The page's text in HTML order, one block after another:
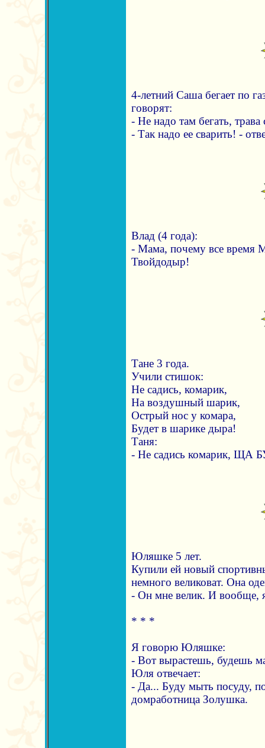
4-летний Саша бегает по
говорят:
- Не надо там бегать, трава
- Так надо ее сварить! -
Влад (4 года):
- Мама, почему все время
Твойдодыр!
Тане 3 года.
Учили стишок:
Не садись, комарик,
На воздушный шарик,
Острый нос у комара,
Будет в шарике дыра!
Таня:
- Не садись комарик,
Юляшке 5 лет.
Купили ей новый
немного великоват. Она
- Он мне велик. И вообще,
* * *
Я говорю Юляшке:
- Вот вырастешь, будешь
Юля отвечает:
- Да... Буду мыть посуду,
домработница Золушка.